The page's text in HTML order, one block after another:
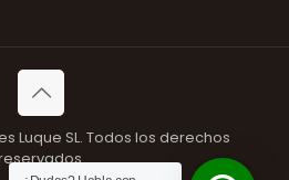
Luque SL. Todos los derechos